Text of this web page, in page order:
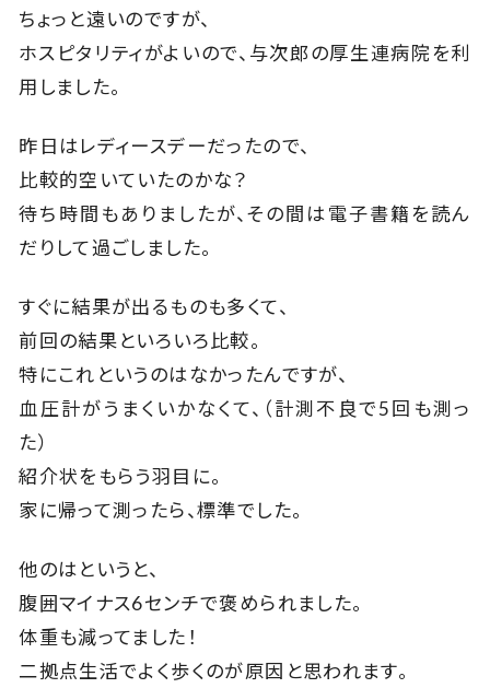
ちょっと遠いのですが、
ホスピタリティがよいので、与次郎の厚生連病院を利
用しました。
昨日はレディースデーだったので、
比較的空いていたのかな？
待ち時間もありましたが、その間は電子書籍を読ん
だりして過ごしました。
すぐに結果が出るものも多くて、
前回の結果といろいろ比較。
特にこれというのはなかったんですが、
血圧計がうまくいかなくて、（計測不良で5回も測っ
た）
紹介状をもらう羽目に。
家に帰って測ったら、標準でした。
他のはというと、
腹囲マイナス6センチで褒められました。
体重も減ってました！
二拠点生活でよく歩くのが原因と思われます。